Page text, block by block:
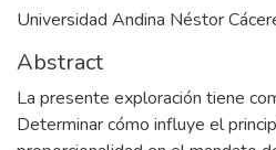
Universidad Andina Néstor
Abstract
La presente exploración tiene
Determinar cómo influye el